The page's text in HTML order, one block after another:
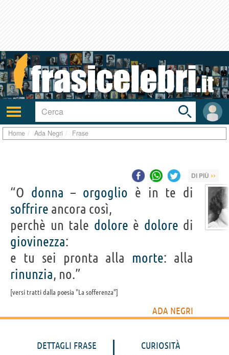
Attiva/disattiva
navigazione
User
area
Toggle
search
bar
Home Ada Negri Frase
DI PIÙ ››
“O donna – orgoglio è in te di
soffrire ancora così,
perchè un tale dolore è dolore di
giovinezza:
e tu sei pronta alla morte: alla
rinunzia, no.”
versi tratti dalla poesia "La sofferenza"
ADA NEGRI
DETTAGLI FRASE CURIOSITÀ